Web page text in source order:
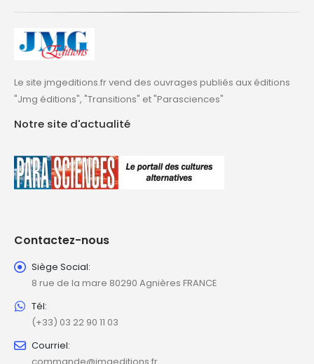
Le site jmgeditions.fr vend des ouvrages publiés aux éditions
"Jmg éditions", "Transitions" et "Parasciences"
Notre site d'actualité
Contactez-nous
Siège Social:
8 rue de la mare 80290 Agnières FRANCE
Tél:
(+33) 03 22 90 11 03
Courriel: